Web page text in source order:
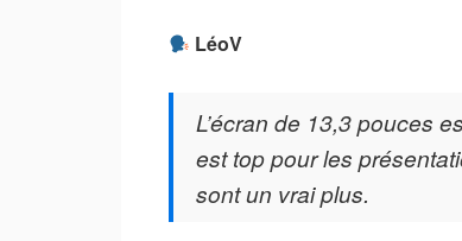
LéoV
L’écran de 13,3 pouces
est top pour les
sont un vrai plus.